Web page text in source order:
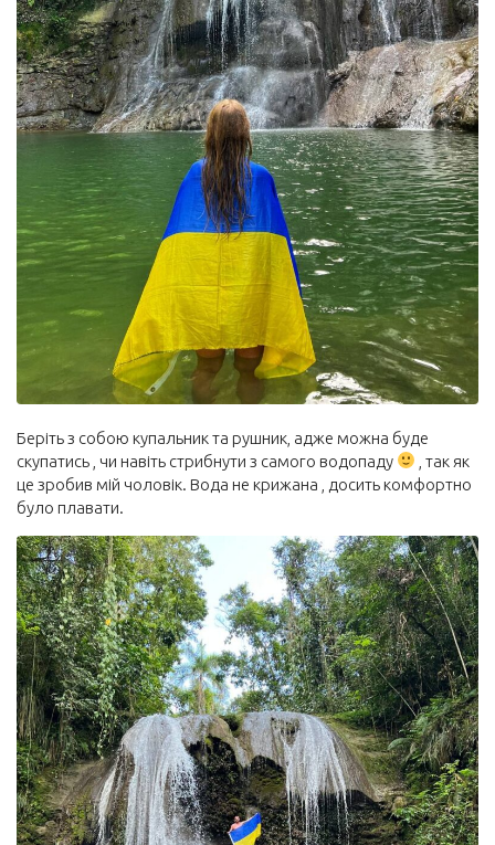
Беріть з собою купальник та рушник, адже можна буде
скупатись , чи навіть стрибнути з самого водопаду
, так як
це зробив мій чоловік. Вода не крижана , досить комфортно
було плавати.